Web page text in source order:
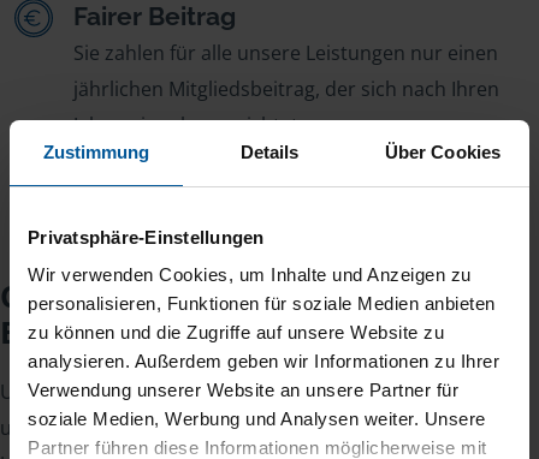
Zustimmung Details Über Cookies
Privatsphäre-Einstellungen
Wir verwenden Cookies, um Inhalte und Anzeigen zu
personalisieren, Funktionen für soziale Medien anbieten
zu können und die Zugriffe auf unsere Website zu
analysieren. Außerdem geben wir Informationen zu Ihrer
Verwendung unserer Website an unsere Partner für
soziale Medien, Werbung und Analysen weiter. Unsere
Partner führen diese Informationen möglicherweise mit
Fairer Beitrag
Sie zahlen für alle unsere Leistungen nur einen
jährlichen Mitgliedsbeitrag, der sich nach Ihren
Jahreseinnahmen richtet.
Checkliste für Ihr
Beratungsgespräch
Um Ihre Steuererklärung erstellen zu können, benötigen
unsere Beraterinnen und Berater eine Reihe von